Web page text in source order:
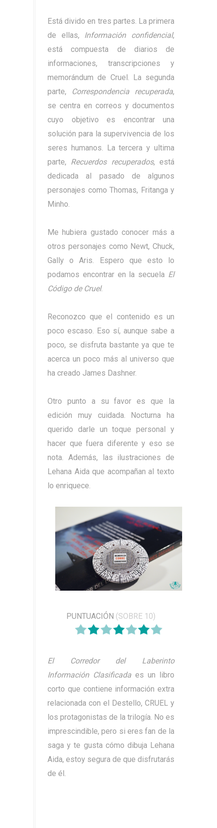
Está divido en tres partes. La primera
de ellas, Información confidencial,
está compuesta de diarios de
informaciones, transcripciones y
memorándum de Cruel. La segunda
parte,
Correspondencia recuperada,
se centra en correos y documentos
cuyo objetivo es encontrar una
solución para la supervivencia de los
seres humanos. La tercera y ultima
parte, Recuerdos recuperados, está
dedicada al pasado de algunos
personajes como Thomas, Fritanga y
Minho.
Me hubiera gustado conocer más a
otros personajes como Newt, Chuck,
Gally o Aris. Espero que esto lo
podamos encontrar en la secuela El
Código de Cruel.
Reconozco que el contenido es un
poco escaso. Eso sí, aunque sabe a
poco, se disfruta bastante ya que te
acerca un poco más al universo que
ha creado James Dashner.
Otro punto a su favor es que la
edición muy cuidada. Nocturna ha
querido darle un toque personal y
hacer que fuera diferente y eso se
nota. Además, las ilustraciones de
Lehana Aida que acompañan al texto
lo enriquece.
PUNTUACIÓN (SOBRE 10)
El Corredor del Laberinto
Información Clasificada es un libro
corto que contiene información extra
relacionada con el Destello, CRUEL y
los protagonistas de la trilogía. No es
imprescindible, pero si eres fan de la
saga y te gusta cómo dibuja Lehana
Aida, estoy segura de que disfrutarás
de él.